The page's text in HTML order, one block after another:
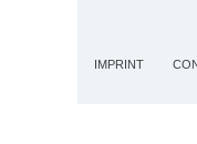
IMPRINT